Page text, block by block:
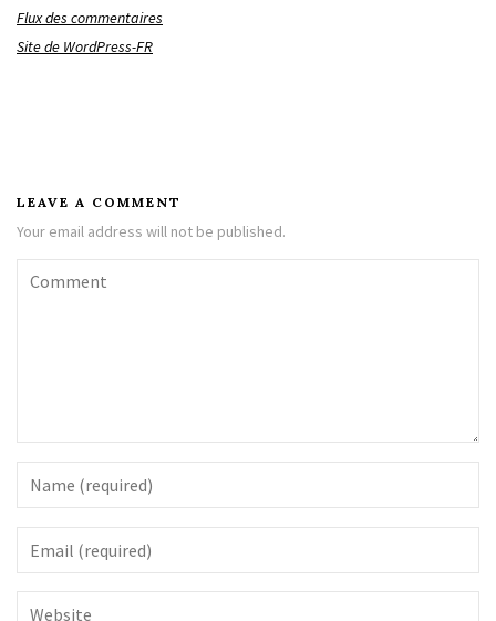
Flux des commentaires
Site de WordPress-FR
LEAVE A COMMENT
Your email address will not be published.